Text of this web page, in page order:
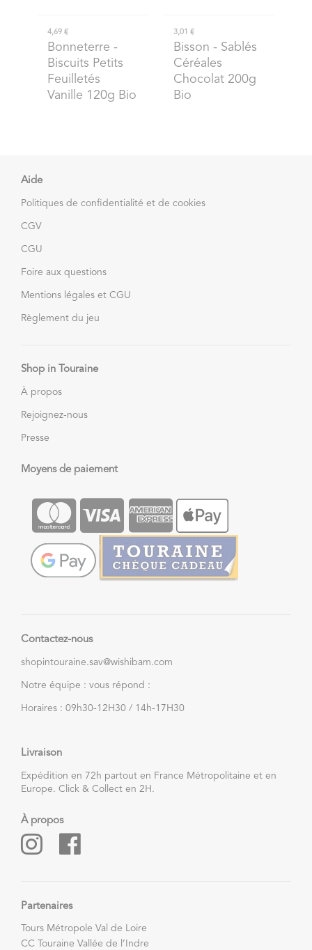
4,69 €
Bonneterre -
Biscuits Petits
Feuilletés
Vanille 120g Bio
3,01 €
Bisson - Sablés
Céréales
Chocolat 200g
Bio
Aide
Politiques de confidentialité et de cookies
CGV
CGU
Foire aux questions
Mentions légales et CGU
Règlement du jeu
Shop in Touraine
À propos
Rejoignez-nous
Presse
Moyens de paiement
Contactez-nous
shopintouraine.sav@wishibam.com
Notre équipe : vous répond :
Horaires : 09h30-12H30 / 14h-17H30
Livraison
Expédition en 72h partout en France Métropolitaine et en
Europe. Click & Collect en 2H.
À propos
Partenaires
Tours Métropole Val de Loire
CC Touraine Vallée de l’Indre